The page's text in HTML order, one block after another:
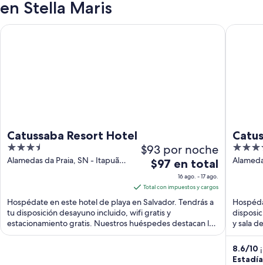
en Stella Maris
Catussaba Resort Hotel
3.5
out
Alamedas da Praia, SN - Itapuã
$93 por noche
El
es
de
$97
en
total
$97 en total
16 ago. - 17 ago.
Total con impuestos y cargos
Hospédate en este hotel de playa en Salvador. Tendrás a
tu disposición desayuno incluido, wifi gratis y
estacionamiento gratis. Nuestros huéspedes destacan la
...
Catussaba Resort Hotel
3.5
out
y sala
8.6/10